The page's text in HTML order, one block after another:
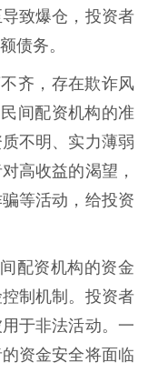
致爆仓，投资者
债务。
齐，存在欺诈风
间配资机构的准
不明、实力薄弱
高收益的渴望，
等活动，给投资
配资机构的资金
制机制。投资者
于非法活动。一
资金安全将面临